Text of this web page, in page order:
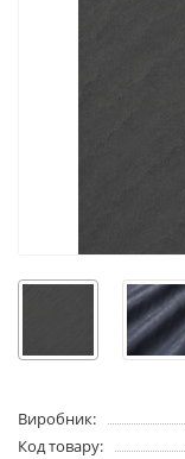
Виробник:
Код товару: